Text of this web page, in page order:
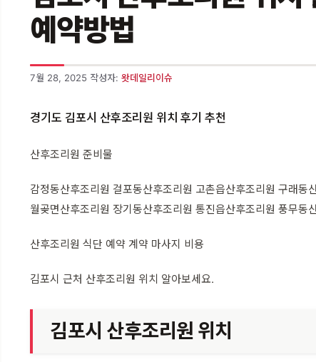
예약방법
7월 28, 2025 작성자: 왓데일리이슈
경기도 김포시 산후조리원 위치 후기 추천
산후조리원 준비물
감정동산후조리원 걸포동산후조리원 고촌읍산후조리원 구래
월곶면산후조리원 장기동산후조리원 통진읍산후조리원 풍무동
산후조리원 식단 예약 계약 마사지 비용
김포시 근처 산후조리원 위치 알아보세요.
김포시 산후조리원 위치